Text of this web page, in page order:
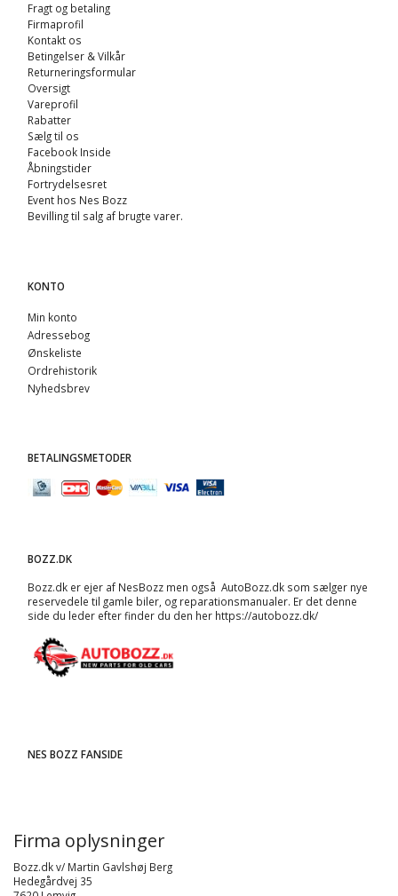
Fragt og betaling
Firmaprofil
Kontakt os
Betingelser & Vilkår
Returneringsformular
Oversigt
Vareprofil
Rabatter
Sælg til os
Facebook Inside
Åbningstider
Fortrydelsesret
Event hos Nes Bozz
Bevilling til salg af brugte varer.
KONTO
Min konto
Adressebog
Ønskeliste
Ordrehistorik
Nyhedsbrev
BETALINGSMETODER
BOZZ.DK
Bozz.dk er ejer af NesBozz men også AutoBozz.dk som sælger nye
reservedele til gamle biler, og reparationsmanualer. Er det denne
side du leder efter finder du den her https://autobozz.dk/
NES BOZZ FANSIDE
Firma oplysninger
Bozz.dk v/ Martin Gavlshøj Berg
Hedegårdvej 35